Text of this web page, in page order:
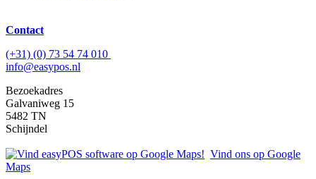
Contact
(+31) (0) 73 54 74 010
info@easypos.nl
Bezoekadres
Galvaniweg 15
5482 TN
Schijndel
Vind ons op Google
Maps